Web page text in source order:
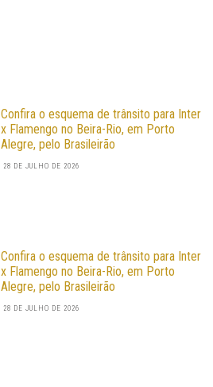
Confira o esquema de trânsito para Inter
x Flamengo no Beira-Rio, em Porto
Alegre, pelo Brasileirão
28 DE JULHO DE 2026
Confira o esquema de trânsito para Inter
x Flamengo no Beira-Rio, em Porto
Alegre, pelo Brasileirão
28 DE JULHO DE 2026